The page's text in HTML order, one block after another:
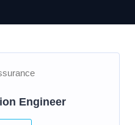
Engineer